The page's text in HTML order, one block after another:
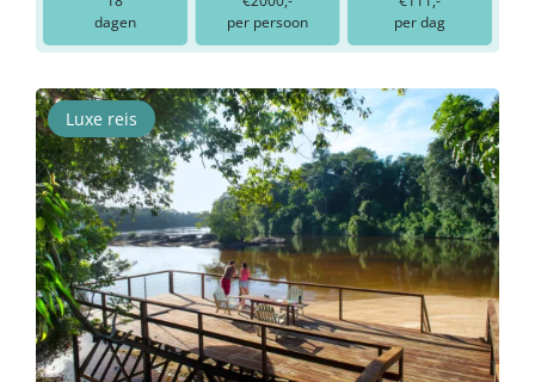
dagen
per persoon
per dag
Luxe reis